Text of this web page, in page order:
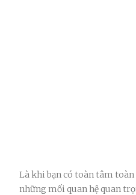
Là khi bạn có toàn tâm
những mối quan hệ quan